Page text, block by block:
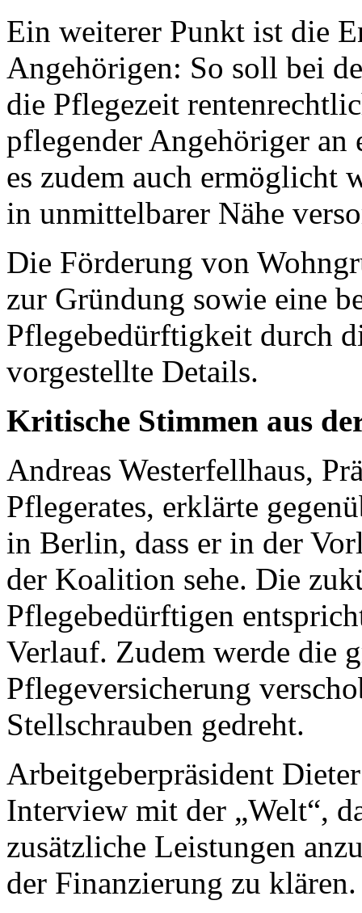
Ein weiterer Punkt ist die
Angehörigen: So soll bei
die Pflegezeit
pflegender Angehöriger
es zudem auch ermöglicht
in unmittelbarer Nähe
Die Förderung von
zur Gründung sowie eine
Pflegebedürftigkeit durch
vorgestellte Details.
Kritische Stimmen aus
Andreas Westerfellhaus,
Pflegerates, erklärte
in Berlin, dass er in der
der Koalition sehe. Die
Pflegebedürftigen
Verlauf. Zudem werde die
Pflegeversicherung
Stellschrauben gedreht.
Arbeitgeberpräsident
Interview mit der „Welt“,
zusätzliche Leistungen
der Finanzierung zu klären.